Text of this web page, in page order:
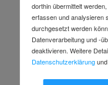
dorthin übermittelt
erfassen und analysieren
durchgesetzt werden
Datenverarbeitung und -
deaktivieren. Weitere
Datenschutzerklärungund